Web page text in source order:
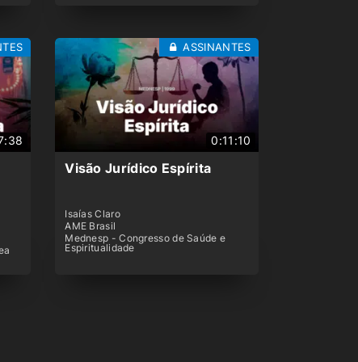
0:11:10
Visão Jurídico Espírita
Isaías Claro
AME Brasil
Mednesp - Congresso de Saúde e
Espiritualidade
ASSINANTES